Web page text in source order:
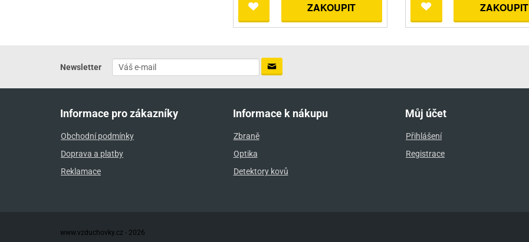
ZAKOUPIT ZAKOUPIT
Newsletter
Informace pro zákazníky
Obchodní podmínky
Doprava a platby
Reklamace
Informace k nákupu
Zbraně
Optika
Detektory kovů
Můj účet
Přihlášení
Registrace
www.vzduchovky.cz - 2026